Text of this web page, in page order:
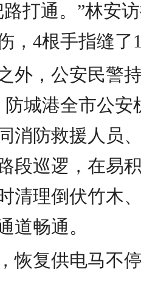
打通。”林安
，4根手指缝了
，公安民警持
防城港全市公安
消防救援人员
段巡逻，在易
清理倒伏竹木
道畅通。
复供电马不